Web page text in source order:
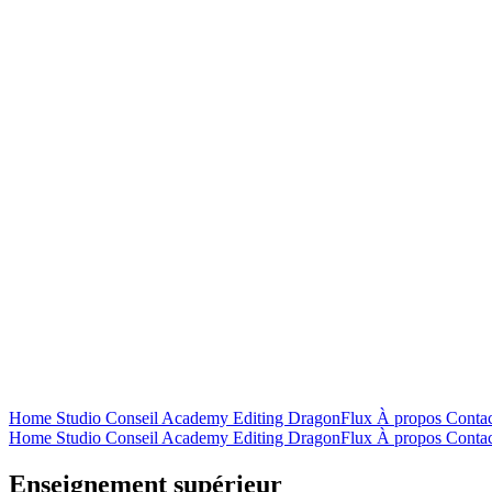
Home Studio Conseil Academy Editing DragonFlux À propos
Home Studio Conseil Academy Editing DragonFlux À propos
Enseignement supérieur